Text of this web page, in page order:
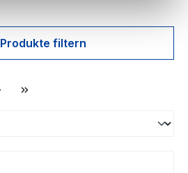
Produkte filtern